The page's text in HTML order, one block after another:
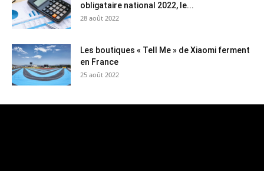
obligataire national 2022, le...
28 août 2022
Les boutiques « Tell Me » de Xiaomi ferment
en France
25 août 2022